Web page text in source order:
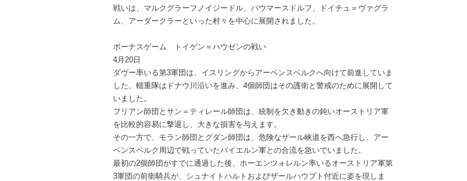
戦いは、マルクグラーフノイジードル、バウマースドルフ、ドイチュ＝ヴァグラ
ム、アーダークラーといった村々を中心に展開されました。
ボーナスゲーム トイゲン＝ハウゼンの戦い
4月20日
ダヴー率いる第3軍団は、イスリングからアーベンスベルクへ向けて前進していま
した。輜重隊はドナウ川沿いを進み、4個師団はその護衛と警戒のために展開して
いました。
フリアン師団とサン＝ティレール師団は、統制を欠き動きの鈍いオーストリア軍
を比較的容易に撃退し、大きな損害を与えます。
その一方で、モラン師団とグダン師団は、危険なザール峡道を西へ急行し、アー
ベンスベルク周辺で戦っていたバイエルン軍との合流を急いでいました。
最初の2個師団がすでに通過した後、ホーエンツォレルン率いるオーストリア軍第
3軍団の前衛騎兵が、シュナイトハルトおよびザールハウプト付近に姿を現しま